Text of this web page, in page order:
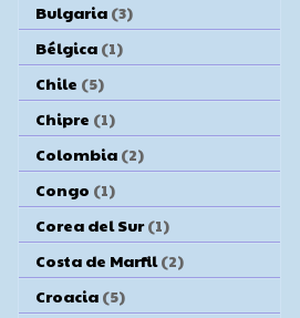
Bulgaria (3)
Bélgica (1)
Chile (5)
Chipre (1)
Colombia (2)
Congo (1)
Corea del Sur (1)
Costa de Marfil (2)
Croacia (5)